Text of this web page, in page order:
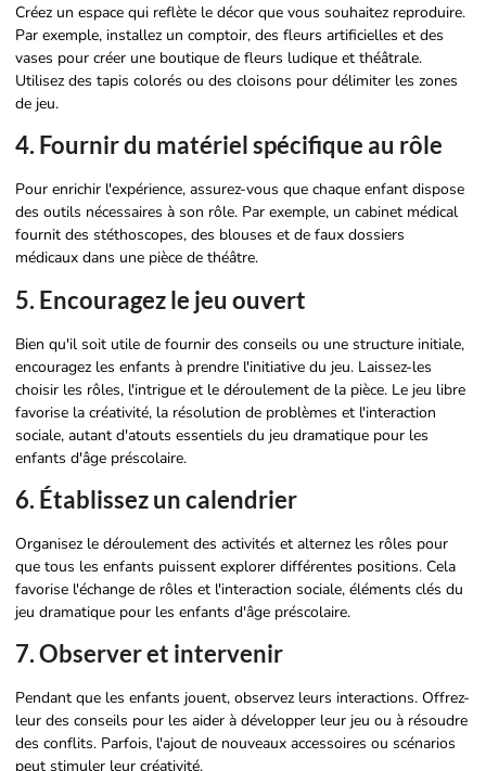
Créez un espace qui reflète le décor que vous souhaitez reproduire.
Par exemple, installez un comptoir, des fleurs artificielles et des
vases pour créer une boutique de fleurs ludique et théâtrale.
Utilisez des tapis colorés ou des cloisons pour délimiter les zones
de jeu.
4. Fournir du matériel spécifique au rôle
Pour enrichir l'expérience, assurez-vous que chaque enfant dispose
des outils nécessaires à son rôle. Par exemple, un cabinet médical
fournit des stéthoscopes, des blouses et de faux dossiers
médicaux dans une pièce de théâtre.
5. Encouragez le jeu ouvert
Bien qu'il soit utile de fournir des conseils ou une structure initiale,
encouragez les enfants à prendre l'initiative du jeu. Laissez-les
choisir les rôles, l'intrigue et le déroulement de la pièce. Le jeu libre
favorise la créativité, la résolution de problèmes et l'interaction
sociale, autant d'atouts essentiels du jeu dramatique pour les
enfants d'âge préscolaire.
6. Établissez un calendrier
Organisez le déroulement des activités et alternez les rôles pour
que tous les enfants puissent explorer différentes positions. Cela
favorise l'échange de rôles et l'interaction sociale, éléments clés du
jeu dramatique pour les enfants d'âge préscolaire.
7. Observer et intervenir
Pendant que les enfants jouent, observez leurs interactions. Offrez-
leur des conseils pour les aider à développer leur jeu ou à résoudre
des conflits. Parfois, l'ajout de nouveaux accessoires ou scénarios
peut stimuler leur créativité.